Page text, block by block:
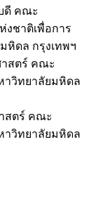
ดี คณะ
งชาติเพื่อการ
หิดล กรุงเทพฯ
าสตร์ คณะ
าวิทยาลัยมหิดล
สตร์ คณะ
าวิทยาลัยมหิดล